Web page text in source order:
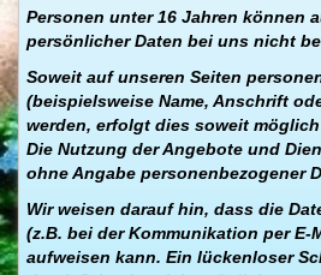
Personen unter 16 Jahren können
persönlicher Daten bei uns nicht
Soweit auf unseren Seiten
(beispielsweise Name, Anschrift
werden, erfolgt dies soweit
Die Nutzung der Angebote und
ohne Angabe personenbezogener
Wir weisen darauf hin, dass die
(z.B. bei der Kommunikation per E-
aufweisen kann. Ein lückenloser